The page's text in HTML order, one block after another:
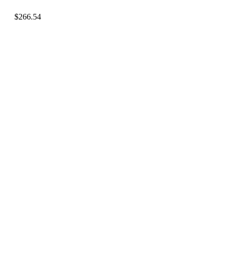
$266.54